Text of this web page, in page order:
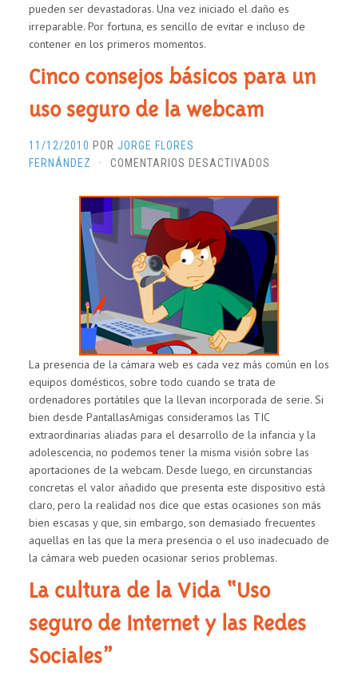
pueden ser devastadoras. Una vez iniciado el daño es
irreparable. Por fortuna, es sencillo de evitar e incluso de
contener en los primeros momentos.
Cinco consejos básicos para un
uso seguro de la webcam
11/12/2010 POR JORGE FLORES
FERNÁNDEZ
· COMENTARIOS DESACTIVADOS
CONSEJOS
BÁSICOS
PARA
UN
USO
SEGURO
DE
LA
La presencia de la cámara web es cada vez más común en los
equipos domésticos, sobre todo cuando se trata de
ordenadores portátiles que la llevan incorporada de serie. Si
bien desde PantallasAmigas consideramos las TIC
extraordinarias aliadas para el desarrollo de la infancia y la
adolescencia, no podemos tener la misma visión sobre las
aportaciones de la webcam. Desde luego, en circunstancias
concretas el valor añadido que presenta este dispositivo está
claro, pero la realidad nos dice que estas ocasiones son más
bien escasas y que, sin embargo, son demasiado frecuentes
aquellas en las que la mera presencia o el uso inadecuado de
la cámara web pueden ocasionar serios problemas.
La cultura de la Vida “Uso
seguro de Internet y las Redes
Sociales”